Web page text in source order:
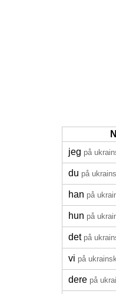
jeg på
du på
han på
hun på
det på
vi på
dere på